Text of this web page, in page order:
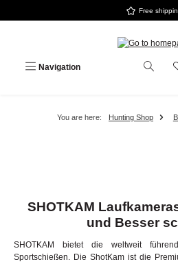
Free
Navigation
You are here: Hunting Shop
SHOTKAM
und Besser
SHOTKAM bietet die weltweit
Sportschießen. Die ShotKam ist die